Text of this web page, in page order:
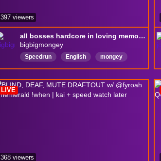
all bosses hardcore in loving memory of ishowspeed and kai cenat🕊️🙏
bigbigmongey
Speedrun English mongey
397 viewers
LIVE
368 viewers